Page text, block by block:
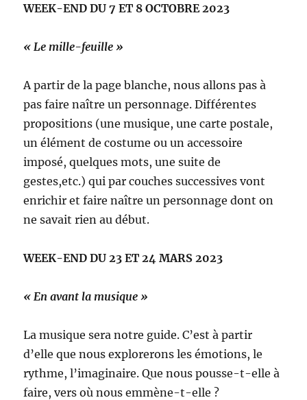
WEEK-END DU 7 ET 8 OCTOBRE 2023
« Le mille-feuille »
A partir de la page blanche, nous allons pas à
pas faire naître un personnage. Différentes
propositions (une musique, une carte postale,
un élément de costume ou un accessoire
imposé, quelques mots, une suite de
gestes,etc.) qui par couches successives vont
enrichir et faire naître un personnage dont on
ne savait rien au début.
WEEK-END DU 23 ET 24 MARS 2023
« En avant la musique »
La musique sera notre guide. C’est à partir
d’elle que nous explorerons les émotions, le
rythme, l’imaginaire. Que nous pousse-t-elle à
faire, vers où nous emmène-t-elle ?